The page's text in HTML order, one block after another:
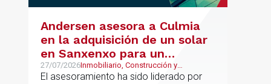
Andersen asesora a Culmia
en la adquisición de un solar
en Sanxenxo para un
desarrollo residencial de
27/07/2026Inmobiliario, Construcción y
Urbanismo
El asesoramiento ha sido liderado por